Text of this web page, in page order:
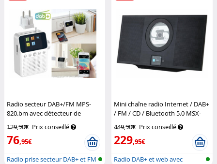
Radio secteur DAB+/FM MPS-
820.bm avec détecteur de
VR-Radio
129,90€ Prix conseillé
76,95€
Radio prise secteur DAB+ et FM
Mini chaîne radio Internet / DAB+
/ FM / CD / Bluetooth 5.0 MSX-
VR-Radio
449,90€ Prix conseillé
229,95€
Radio DAB+ et web avec